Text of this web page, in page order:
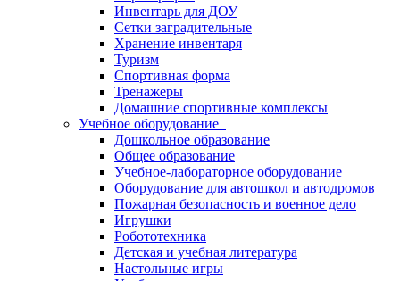
Инвентарь для ДОУ
Сетки заградительные
Хранение инвентаря
Туризм
Спортивная форма
Тренажеры
Домашние спортивные комплексы
Учебное оборудование
Дошкольное образование
Общее образование
Учебное-лабораторное оборудование
Оборудование для автошкол и автодромов
Пожарная безопасность и военное дело
Игрушки
Робототехника
Детская и учебная литература
Настольные игры